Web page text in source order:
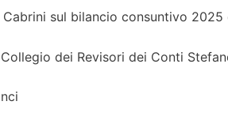
Cabrini sul bilancio consuntivo
dei Revisori dei Conti